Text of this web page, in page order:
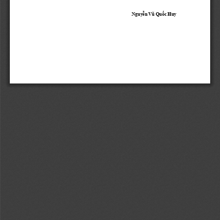
Nguyễn Vũ Quốc Huy